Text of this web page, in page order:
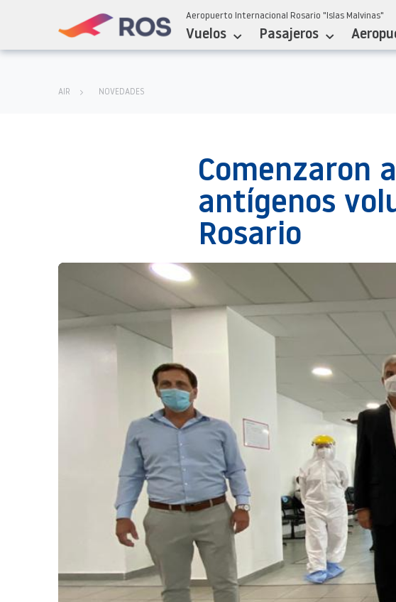
Aeropuerto Internacional Rosario "Islas Malvinas"
Vuelos Pasajeros
AIR NOVEDADES
Comenzaron
antígenos
Rosario